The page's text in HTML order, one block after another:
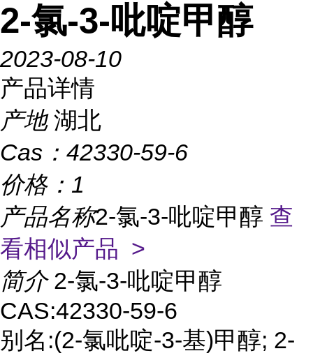
2-氯-3-吡啶甲醇
2023-08-10
产品详情
产地 湖北
Cas： 42330-59-6
价格： 1
产品名称2-氯-3-吡啶甲醇 查
看相似产品 >
简介 2-氯-3-吡啶甲醇
CAS:42330-59-6
别名:(2-氯吡啶-3-基)甲醇; 2-